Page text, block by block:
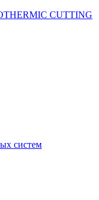
CUTTING
систем